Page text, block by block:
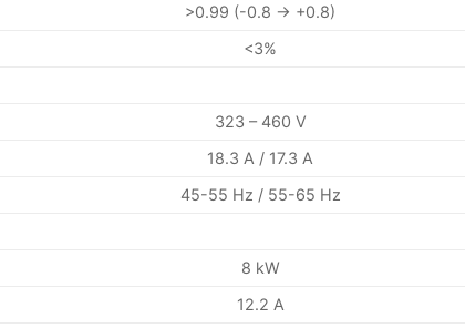
>0.99 (-0.8 → +0.8)
<3%
323 – 460 V
18.3 A / 17.3 A
45-55 Hz / 55-65 Hz
8 kW
12.2 A